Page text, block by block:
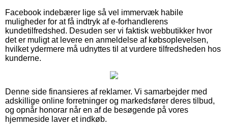
Facebook indebærer lige så vel immervæk habile
muligheder for at få indtryk af e-forhandlerens
kundetilfredshed. Desuden ser vi faktisk webbutikker hvor
det er muligt at levere en anmeldelse af købsoplevelsen,
hvilket ydermere må udnyttes til at vurdere tilfredsheden hos
kunderne.
Denne side finansieres af reklamer. Vi samarbejder med
adskillige online forretninger og markedsfører deres tilbud,
og opnår honorar når en af de besøgende på vores
hjemmeside laver et indkøb.